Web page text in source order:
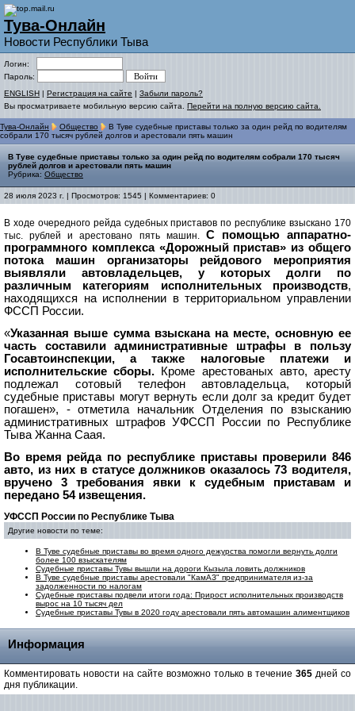
Тува-Онлайн
Новости Республики Тыва
Логин:
Пароль:
ENGLISH | Регистрация на сайте | Забыли пароль?
Вы просматриваете мобильную версию сайта. Перейти на полную версию сайта.
Тува-Онлайн Общество
В Туве судебные приставы только за один рейд по водителям
собрали 170 тысяч рублей долгов и арестовали пять машин
В Туве судебные приставы только за один рейд по водителям собрали 170 тысяч
рублей долгов и арестовали пять машин
Рубрика: Общество
28 июля 2023 г. | Просмотров: 1545 | Комментариев: 0
В ходе очередного рейда судебных приставов по республике взыскано 170
тыс. рублей и арестовано пять машин. С помощью аппаратно-
программного комплекса «Дорожный пристав» из общего
потока машин организаторы рейдового мероприятия
выявляли автовладельцев, у которых долги по
различным категориям исполнительных производств,
находящихся на исполнении в территориальном управлении
ФССП России.
«Указанная выше сумма взыскана на месте, основную ее
часть составили административные штрафы в пользу
Госавтоинспекции, а также налоговые платежи и
исполнительские сборы. Кроме арестованых авто, аресту
подлежал сотовый телефон автовладельца, который
судебные приставы могут вернуть если долг за кредит будет
погашен», - отметила начальник Отделения по взысканию
административных штрафов УФССП России по Республике
Тыва Жанна Саая.
Во время рейда по республике приставы проверили 846
авто, из них в статусе должников оказалось 73 водителя,
вручено 3 требования явки к судебным приставам и
передано 54 извещения.
УФССП России по Республике Тыва
Другие новости по теме:
В Туве судебные приставы во время одного дежурства помогли вернуть долги
более 100 взыскателям
Судебные приставы Тувы вышли на дороги Кызыла ловить должников
В Туве судебные приставы арестовали "КамАЗ" предпринимателя из-за
задолженности по налогам
Судебные приставы подвели итоги года: Прирост исполнительных производств
вырос на 10 тысяч дел
Судебные приставы Тувы в 2020 году арестовали пять автомашин алиментщиков
Информация
Комментировать новости на сайте возможно только в течение 365 дней со
дня публикации.